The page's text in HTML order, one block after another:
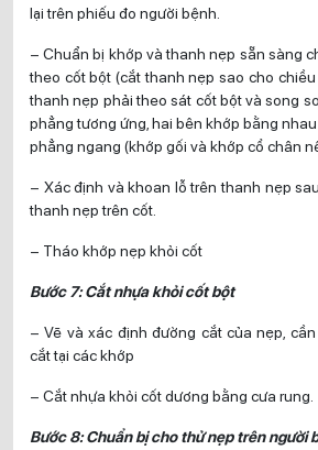
lại trên phiếu đo người bệnh.
– Chuẩn bị khớp và thanh nẹp sẵn sàng
theo cốt bột (cắt thanh nẹp sao cho
thanh nẹp phải theo sát cốt bột và song
phẳng tương ứng, hai bên khớp bằng
phẳng ngang (khớp gối và khớp cổ chân
– Xác định và khoan lỗ trên thanh nẹp
thanh nẹp trên cốt.
– Tháo khớp nẹp khỏi cốt
Bước 7: Cắt nhựa khỏi cốt bột
– Vẽ và xác định đường cắt của nẹp,
cắt tại các khớp
– Cắt nhựa khỏi cốt dương bằng cưa rung.
Bước 8: Chuẩn bị cho thử nẹp trên người